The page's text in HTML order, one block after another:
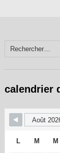
Rechercher :
calendrier
L M M